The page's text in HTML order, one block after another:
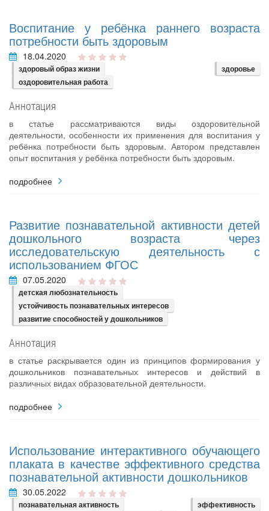
Воспитание у ребёнка раннего возраста
потребности быть здоровым
18.04.2020
здоровый образ жизни
здоровье
оздоровительная работа
Аннотация
в статье рассматриваются виды оздоровительной
деятельности, особенности их применения для воспитания у
ребёнка потребности быть здоровым. Автором представлен
опыт воспитания у ребёнка потребности быть здоровым.
подробнее
Развитие познавательной активности детей
дошкольного возраста через
исследовательскую деятельность с
использованием ФГОС
07.05.2020
детская любознательность
устойчивость познавательных интересов
развитие способностей у дошкольников
Аннотация
в статье раскрывается один из принципов формирования у
дошкольников познавательных интересов и действий в
различных видах образовательной деятельности.
подробнее
Использование интерактивного обучающего
плаката в качестве эффективного средства
познавательной активности дошкольников
30.05.2022
познавательная активность
эффективность